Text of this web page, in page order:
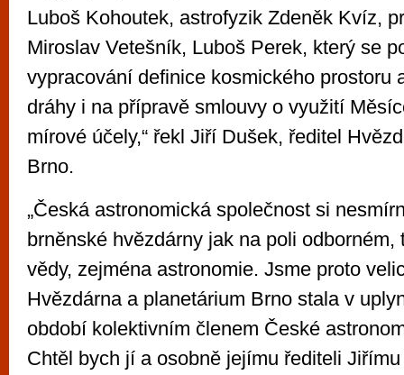
Luboš Kohoutek, astrofyzik Zdeněk Kvíz,
Miroslav Vetešník, Luboš Perek, který se
vypracování definice kosmického prostoru
dráhy i na přípravě smlouvy o využití
mírové účely,“ řekl Jiří Dušek, ředitel
Brno.
„Česká astronomická společnost si
brněnské hvězdárny jak na poli odborném,
vědy, zejména astronomie. Jsme proto
Hvězdárna a planetárium Brno stala v
období kolektivním členem České
Chtěl bych jí a osobně jejímu řediteli